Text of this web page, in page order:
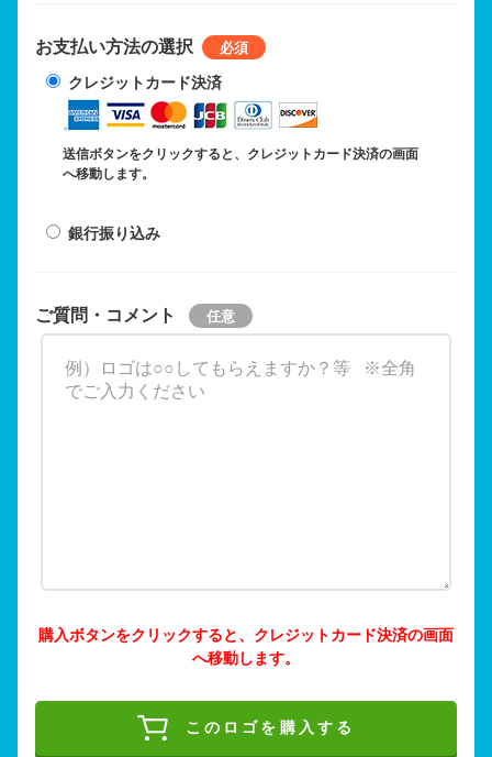
お支払い方法の選択
クレジットカード決済
送信ボタンをクリックすると、クレジットカード決済の画面
へ移動します。
銀行振り込み
ご質問・コメント
購入ボタンをクリックすると、クレジットカード決済の画面
へ移動します。
このロゴを購入する